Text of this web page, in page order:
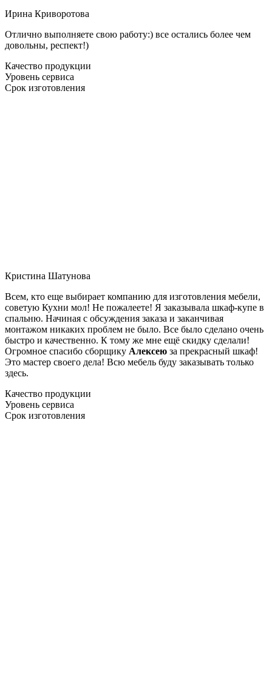
Ирина Криворотова
Отлично выполняете свою работу:) все остались более чем
довольны, респект!)
Качество продукции
Уровень сервиса
Срок изготовления
Кристина Шатунова
Всем, кто еще выбирает компанию для изготовления мебели,
советую Кухни мол! Не пожалеете! Я заказывала шкаф-купе в
спальню. Начиная с обсуждения заказа и заканчивая
монтажом никаких проблем не было. Все было сделано очень
быстро и качественно. К тому же мне ещё скидку сделали!
Огромное спасибо сборщику Алексею за прекрасный шкаф!
Это мастер своего дела! Всю мебель буду заказывать только
здесь.
Качество продукции
Уровень сервиса
Срок изготовления